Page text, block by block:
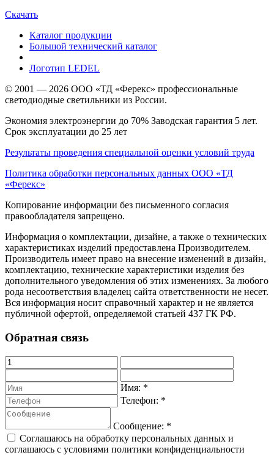
Скачать
Каталог продукции
Большой технический каталог
Логотип LEDEL
© 2001 — 2026 ООО «ТД «Ферекс» профессиональные
светодиодные светильники из России.
Экономия электроэнергии до 70% Заводская гарантия 5 лет.
Срок эксплуатации до 25 лет
Результаты проведения специальной оценки условий труда
Политика обработки персональных данных ООО «ТД
«Ферекс»
Копирование информации без письменного согласия
правообладателя запрещено.
Информация о комплектации, дизайне, а также о технических
характеристиках изделий предоставлена Производителем.
Производитель имеет право на внесение изменений в дизайн,
комплектацию, технические характеристики изделия без
дополнительного уведомления об этих изменениях. За любого
рода несоответствия владелец сайта ответственности не несет.
Вся информация носит справочный характер и не является
публичной офертой, определяемой статьей 437 ГК РФ.
Обратная связь
Имя: *
Телефон: *
Сообщение: *
Соглашаюсь на обработку персональных данных и
соглашаюсь с условиями политики конфиденциальности